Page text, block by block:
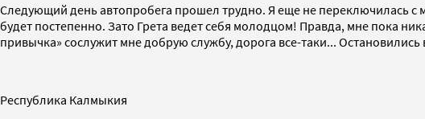
Следующий день автопробега прошел трудно. Я еще не переключилась с
будет постепенно. Зато Грета ведет себя молодцом! Правда, мне пока
привычка» сослужит мне добрую службу, дорога все-таки...
Республика Калмыкия